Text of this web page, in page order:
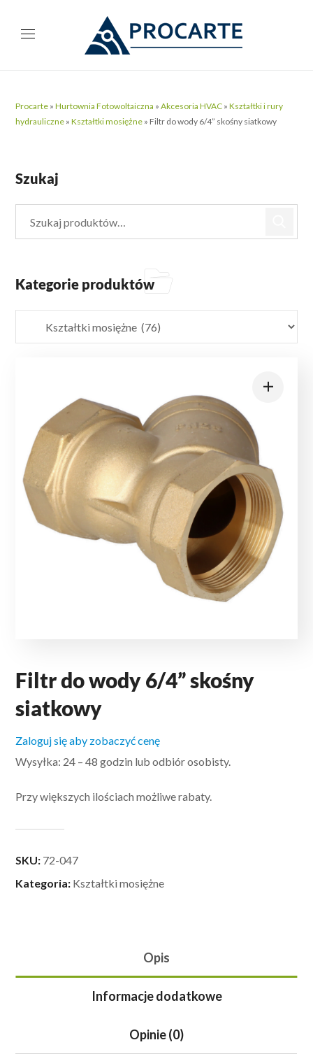
Procarte »Hurtownia Fotowoltaiczna »Akcesoria HVAC »Kształtki i rury
hydrauliczne »Kształtki mosiężne » Filtr do wody 6/4” skośny siatkowy
Filtr do wody 6/4” skośny
siatkowy
Zaloguj się aby zobaczyć cenę
Wysyłka: 24 – 48 godzin lub odbiór osobisty.
Przy większych ilościach możliwe rabaty.
SKU: 72-047
Kategoria: Kształtki mosiężne
Opis
Informacje dodatkowe
Opinie (0)
Szukaj
Kategorie produktów